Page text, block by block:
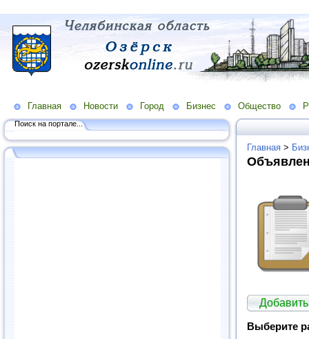
Главная Новости Город Бизнес Общество
Поиск на портале...
Главная >
Выберите